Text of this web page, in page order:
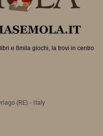
e 8mila giochi, la trovi in centro
(RE) - Italy